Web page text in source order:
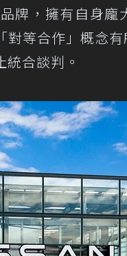
牌，擁有自身龐
等合作」概念
合談判。